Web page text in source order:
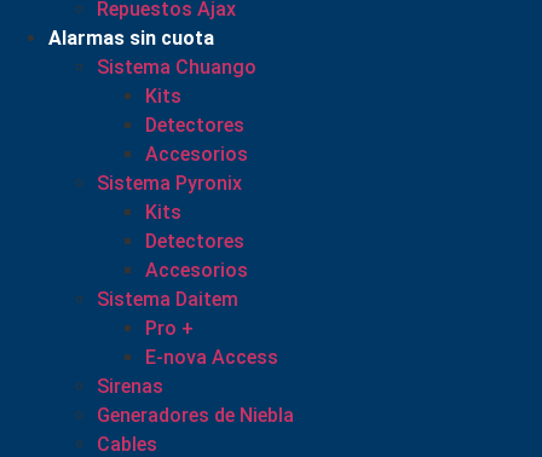
Repuestos Ajax
Alarmas sin cuota
Sistema Chuango
Kits
Detectores
Accesorios
Sistema Pyronix
Kits
Detectores
Accesorios
Sistema Daitem
Pro +
E-nova Access
Sirenas
Generadores de Niebla
Cables